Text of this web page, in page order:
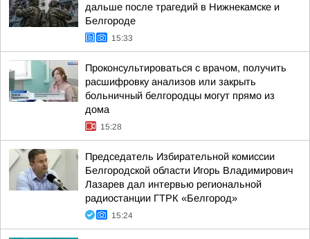
дальше после трагедий в Нижнекамске и
Белгороде
15:33
Проконсультироваться с врачом, получить
расшифровку анализов или закрыть
больничный белгородцы могут прямо из
дома
15:28
Председатель Избирательной комиссии
Белгородской области Игорь Владимирович
Лазарев дал интервью региональной
радиостанции ГТРК «Белгород»
15:24